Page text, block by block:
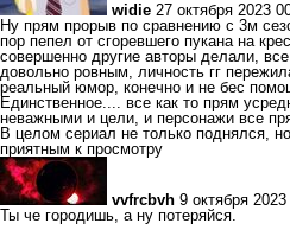
widie 27 октября 2023
Ну прям прорыв по сравнению с 3м
пор пепел от сгоревшего пукана на
совершенно другие авторы делали,
довольно ровным, личность гг
реальный юмор, конечно и не бес
Единственное.... все как то прям
неважными и цели, и персонажи все
В целом сериал не только поднялся,
приятным к просмотру
vvfrcbvh 9 октября
Ты че городишь, а ну потеряйся.